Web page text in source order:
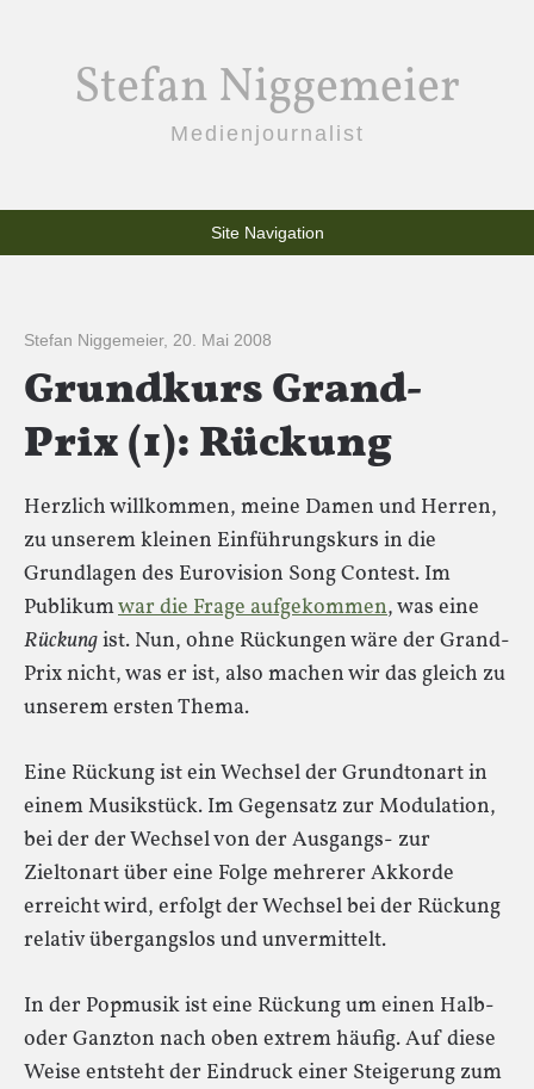
Stefan Niggemeier
Medienjournalist
Site Navigation
Stefan Niggemeier, 20. Mai 2008
Grundkurs Grand-
Prix (1): Rückung
Herzlich willkommen, meine Damen und Herren,
zu unserem kleinen Einführungskurs in die
Grundlagen des Eurovision Song Contest. Im
Publikumwar die Frage aufgekommen, was eine
Rückungist. Nun, ohne Rückungen wäre der Grand-
Prix nicht, was er ist, also machen wir das gleich zu
unserem ersten Thema.
Eine Rückung ist ein Wechsel der Grundtonart in
einem Musikstück. Im Gegensatz zur Modulation,
bei der der Wechsel von der Ausgangs- zur
Zieltonart über eine Folge mehrerer Akkorde
erreicht wird, erfolgt der Wechsel bei der Rückung
relativ übergangslos und unvermittelt.
In der Popmusik ist eine Rückung um einen Halb-
oder Ganzton nach oben extrem häufig. Auf diese
Weise entsteht der Eindruck einer Steigerung zum